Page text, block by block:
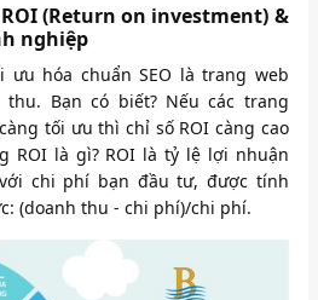
(Return on investment) &
nghiệp
ưu hóa chuẩn SEO là trang web
thu. Bạn có biết? Nếu các trang
tối ưu thì chỉ số ROI càng cao
ROI là gì? ROI là tỷ lệ lợi nhuận
chi phí bạn đầu tư, được tính
(doanh thu - chi phí)/chi phí.